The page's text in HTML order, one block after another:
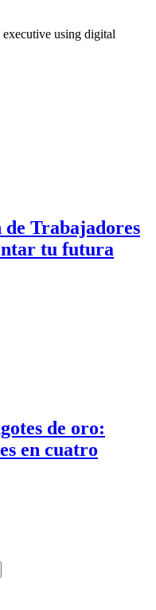
using digital
de Trabajadores
tu futura
de oro:
en cuatro